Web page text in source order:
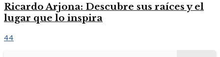
Ricardo Arjona: Descubre sus raíces y el
lugar que lo inspira
44